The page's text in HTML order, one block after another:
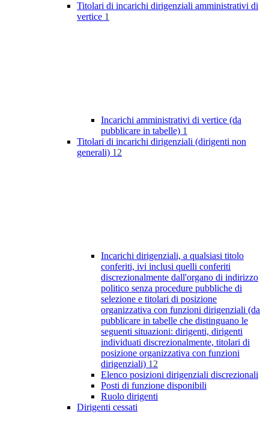
Titolari di incarichi dirigenziali amministrativi di
vertice 1
Incarichi amministrativi di vertice (da
pubblicare in tabelle) 1
Titolari di incarichi dirigenziali (dirigenti non
generali) 12
Incarichi dirigenziali, a qualsiasi titolo
conferiti, ivi inclusi quelli conferiti
discrezionalmente dall'organo di indirizzo
politico senza procedure pubbliche di
selezione e titolari di posizione
organizzativa con funzioni dirigenziali (da
pubblicare in tabelle che distinguano le
seguenti situazioni: dirigenti, dirigenti
individuati discrezionalmente, titolari di
posizione organizzativa con funzioni
dirigenziali) 12
Elenco posizioni dirigenziali discrezionali
Posti di funzione disponibili
Ruolo dirigenti
Dirigenti cessati